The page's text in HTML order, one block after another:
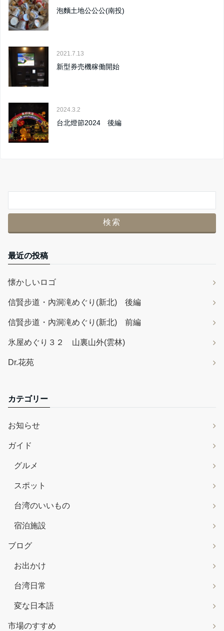
泡麵土地公公公(南投)
2021.7.13
新型券売機稼働開始
2024.3.2
台北燈節2024 後編
最近の投稿
懐かしいロゴ
信賢步道・內洞滝めぐり(新北) 後編
信賢步道・內洞滝めぐり(新北) 前編
氷屋めぐり３２ 山裏山外(雲林)
Dr.花苑
カテゴリー
お知らせ
ガイド
グルメ
スポット
台湾のいいもの
宿泊施設
ブログ
お出かけ
台湾日常
変な日本語
市場のすすめ